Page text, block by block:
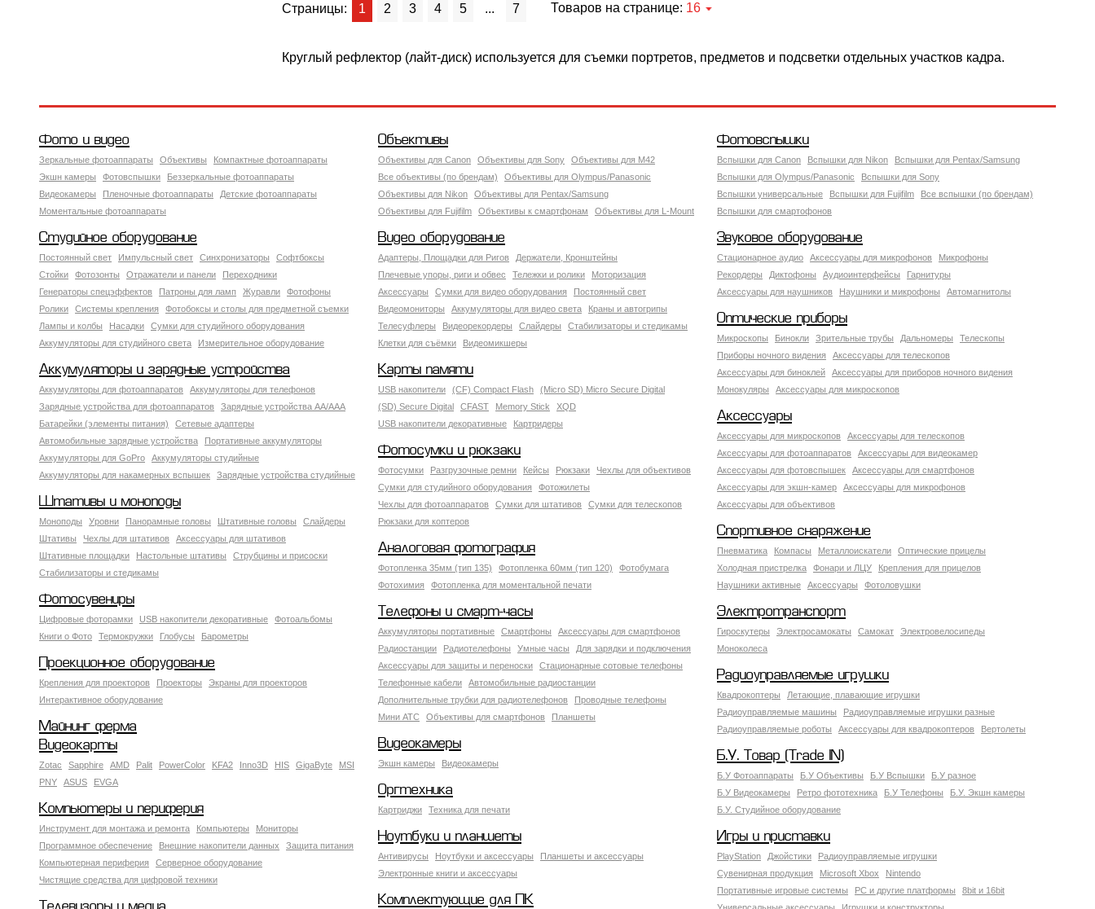
Страницы: 1 2 3 4 5 ... 7 Товаров на странице: 16
Круглый рефлектор (лайт-диск) используется для съемки портретов, предметов и подсветки отдельных участков кадра.
Фото и видео
Зеркальные фотоаппараты Объективы
Компактные фотоаппараты
Экшн камеры
Фотовспышки
Беззеркальные фотоаппараты
Видеокамеры
Пленочные фотоаппараты
Детские фотоаппараты
Моментальные фотоаппараты
Объективы
Объективы для Canon Объективы для Sony
Объективы для M42
Все объективы (по брендам)
Объективы для Olympus/Panasonic
Объективы для Nikon
Объективы для Pentax/Samsung
Объективы для Fujifilm
Объективы к смартфонам Объективы для L-Mount
Фотовспышки
Вспышки для Canon Вспышки для Nikon
Вспышки для Pentax/Samsung
Вспышки для Olympus/Panasonic
Вспышки для Sony
Вспышки универсальные
Вспышки для Fujifilm
Все вспышки (по брендам)
Вспышки для смартофонов
Студийное оборудование
Постоянный свет Импульсный свет Синхронизаторы
Софтбоксы
Стойки
Фотозонты Отражатели и панели
Переходники
Генераторы спецэффектов
Патроны для ламп Журавли
Фотофоны
Ролики
Системы крепления
Фотобоксы и столы для предметной съемки
Лампы и колбы
Насадки
Сумки для студийного оборудования
Аккумуляторы для студийного света
Измерительное оборудование
Видео оборудование
Адаптеры, Площадки для Ригов
Держатели, Кронштейны
Плечевые упоры, риги и обвес
Тележки и ролики
Моторизация
Аксессуары
Сумки для видео оборудования
Постоянный свет
Видеомониторы
Аккумуляторы для видео света
Краны и автогрипы
Телесуфлеры
Видеорекордеры Слайдеры
Стабилизаторы и стедикамы
Клетки для съёмки
Видеомикшеры
Звуковое оборудование
Стационарное аудио Аксессуары для микрофонов
Микрофоны
Рекордеры
Диктофоны Аудиоинтерфейсы
Гарнитуры
Аксессуары для наушников
Наушники и микрофоны Автомагнитолы
Оптические приборы
Микроскопы Бинокли Зрительные трубы Дальномеры
Телескопы
Приборы ночного видения
Аксессуары для телескопов
Аксессуары для биноклей
Аксессуары для приборов ночного видения
Монокуляры
Аксессуары для микроскопов
Аккумуляторы и зарядные устройства
Аккумуляторы для фотоаппаратов
Аккумуляторы для телефонов
Зарядные устройства для фотоаппаратов
Зарядные устройства AA/AAA
Батарейки (элементы питания)
Сетевые адаптеры
Автомобильные зарядные устройства
Портативные аккумуляторы
Аккумуляторы для GoPro
Аккумуляторы студийные
Аккумуляторы для накамерных вспышек
Зарядные устройства студийные
Карты памяти
USB накопители (CF) Compact Flash
(Micro SD) Micro Secure Digital
(SD) Secure Digital
CFAST Memory Stick
XQD
USB накопители декоративные
Картридеры Аксессуары
Аксессуары для микроскопов
Аксессуары для телескопов
Аксессуары для фотоаппаратов
Аксессуары для видеокамер
Аксессуары для фотовспышек
Аксессуары для смартфонов
Аксессуары для экшн-камер
Аксессуары для микрофонов
Аксессуары для объективов
Фотосумки и рюкзаки
Фотосумки Разгрузочные ремни Кейсы Рюкзаки
Чехлы для объективов
Сумки для студийного оборудования
Фотожилеты
Чехлы для фотоаппаратов
Сумки для штативов
Сумки для телескопов
Рюкзаки для коптеров
Штативы и моноподы
Моноподы Уровни Панорамные головы Штативные головы
Слайдеры
Штативы
Чехлы для штативов
Аксессуары для штативов
Штативные площадки
Настольные штативы
Струбцины и присоски
Стабилизаторы и стедикамы
Спортивное снаряжение
Пневматика Компасы Металлоискатели
Оптические прицелы
Холодная пристрелка
Фонари и ЛЦУ
Крепления для прицелов
Наушники активные
Аксессуары Фотоловушки
Аналоговая фотография
Фотопленка 35мм (тип 135) Фотопленка 60мм (тип 120)
Фотобумага
Фотохимия
Фотопленка для моментальной печати
Фотосувениры
Цифровые фоторамки USB накопители декоративные
Фотоальбомы
Книги о Фото
Термокружки Глобусы Барометры
Телефоны и смарт-часы
Аккумуляторы портативные Смартфоны
Аксессуары для смартфонов
Радиостанции
Радиотелефоны Умные часы
Для зарядки и подключения
Аксессуары для защиты и переноски
Стационарные сотовые телефоны
Телефонные кабели
Автомобильные радиостанции
Дополнительные трубки для радиотелефонов
Проводные телефоны
Мини АТС
Объективы для смартфонов Планшеты
Электротранспорт
Гироскутеры Электросамокаты Самокат
Электровелосипеды
Моноколеса
Проекционное оборудование
Крепления для проекторов Проекторы
Экраны для проекторов
Интерактивное оборудование
Радиоуправляемые игрушки
Квадрокоптеры
Летающие, плавающие игрушки
Радиоуправляемые машины
Радиоуправляемые игрушки разные
Радиоуправляемые роботы
Аксессуары для квадрокоптеров Вертолеты
Майнинг ферма
Видеокамеры
Экшн камеры Видеокамеры
Видеокарты
Zotac Sapphire AMD Palit PowerColor KFA2 Inno3D HIS GigaByte
MSI
PNY
ASUS EVGA
Б.У. Товар (Trade IN)
Б.У Фотоаппараты Б.У Объективы Б.У Вспышки
Б.У разное
Б.У Видеокамеры
Ретро фототехника Б.У Телефоны
Б.У. Экшн камеры
Б.У. Студийное оборудование
Оргтехника
Картриджи Техника для печати
Компьютеры и периферия
Инструмент для монтажа и ремонта Компьютеры
Мониторы
Программное обеспечение
Внешние накопители данных
Защита питания
Компьютерная периферия
Серверное оборудование
Чистящие средства для цифровой техники
Ноутбуки и планшеты
Антивирусы Ноутбуки и аксессуары
Планшеты и аксессуары
Электронные книги и аксессуары
Игры и приставки
PlayStation Джойстики
Радиоуправляемые игрушки
Сувенирная продукция
Microsoft Xbox
Nintendo
Портативные игровые системы
PC и другие платформы
8bit и 16bit
Комплектующие для ПК